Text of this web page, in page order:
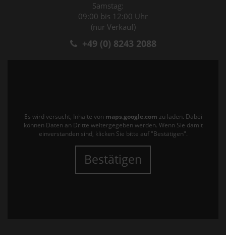
Samstag:
09:00 bis 12:00 Uhr
(nur Verkauf)
+49 (0) 8243 2088
Es wird versucht, Inhalte von maps.google.com zu laden. Dabei
können Daten an Dritte weitergegeben werden. Wenn Sie damit
einverstanden sind, klicken Sie bitte auf "Bestätigen".
Bestätigen